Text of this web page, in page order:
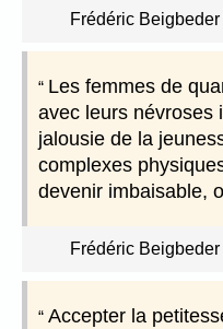
Frédéric Beigbeder
Les femmes de
avec leurs névroses
jalousie de la
complexes
devenir imbaisable,
Frédéric Beigbeder
Accepter la